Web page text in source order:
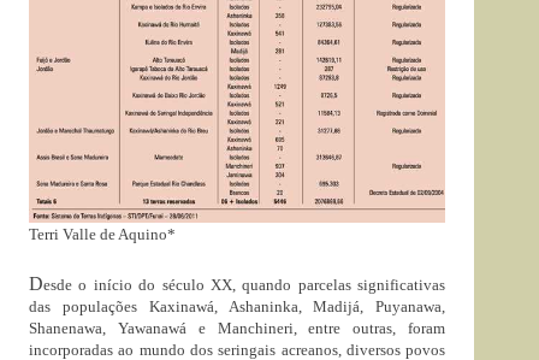
Terri Valle de Aquino*
Desde o início do século XX, quando parcelas significativas
das populações Kaxinawá, Ashaninka, Madijá, Puyanawa,
Shanenawa, Yawanawá e Manchineri, entre outras, foram
incorporadas ao mundo dos seringais acreanos, diversos povos